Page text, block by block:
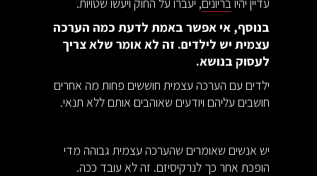
בנוסף, אי אפשר באמת לדעת כמה הערכה
עצמית יש לילדים. זה לא אומר שלא צריך
לעסוק בנושא.
ילדים עם הערכה עצמית חוששים פחות מה אחרים
חושבים עליהם ויודעים שאוהבים אותם ללא תנאי.
יש אנשים שאומרים שהערכה עצמית גבוהה מדי
הופכת אחר כך לנרקיסיזם. זה לא עובד ככה.